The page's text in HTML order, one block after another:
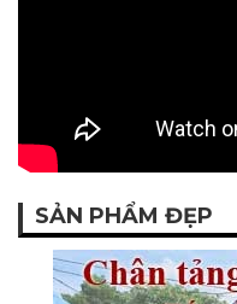
SẢN PHẨM ĐẸP